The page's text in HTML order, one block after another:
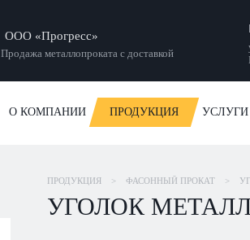
ООО «Прогресс»
Продажа металлопроката с доставкой
О КОМПАНИИ ПРОДУКЦИЯ УСЛУГИ
ПРОДУКЦИЯ > ФАСОННЫЙ ПРОКАТ >
УГОЛОК